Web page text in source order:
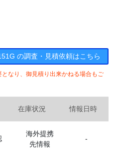
の調査・見積依頼はこちら
なり、御見積り出来かねる場合もご
在庫状況 情報日時
海外提携
先情報
-